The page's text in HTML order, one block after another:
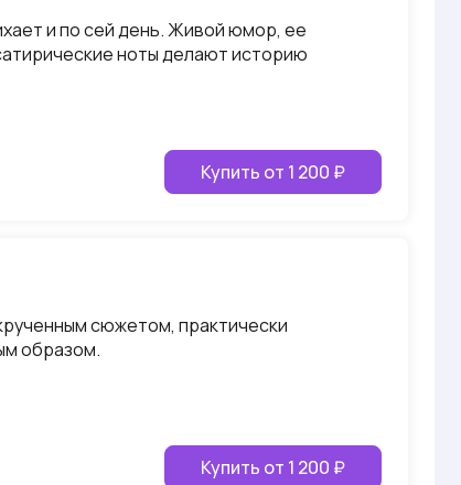
и по сей день. Живой юмор, ее
ноты делают историю
Купить от 1 200 ₽
сюжетом, практически
образом.
Купить от 1 200 ₽